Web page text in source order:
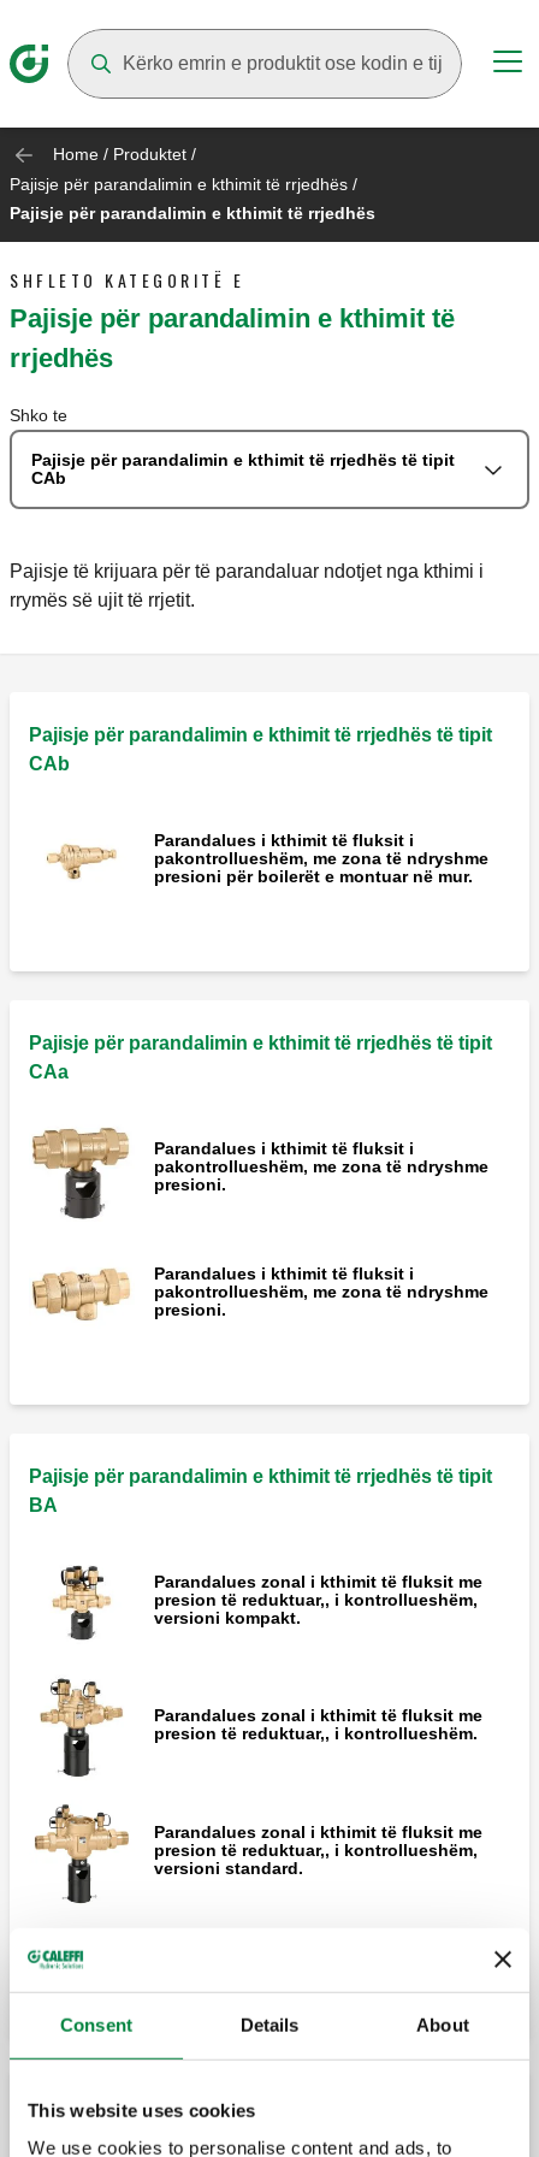
Consent Details About
This website uses cookies
We use cookies to personalise content and ads, to
Home / Produktet /
Pajisje për parandalimin e kthimit të rrjedhës /
Pajisje për parandalimin e kthimit të rrjedhës
SHFLETO KATEGORITË E
Pajisje për parandalimin e kthimit të
rrjedhës
Shko te
Pajisje për parandalimin e kthimit të rrjedhës të tipit
CAb
Pajisje të krijuara për të parandaluar ndotjet nga kthimi i
rrymës së ujit të rrjetit.
Pajisje për parandalimin e kthimit të rrjedhës të tipit
CAb
Parandalues i kthimit të fluksit i
pakontrollueshëm, me zona të ndryshme
presioni për boilerët e montuar në mur.
Pajisje për parandalimin e kthimit të rrjedhës të tipit
CAa
Parandalues i kthimit të fluksit i
pakontrollueshëm, me zona të ndryshme
presioni.
Parandalues i kthimit të fluksit i
pakontrollueshëm, me zona të ndryshme
presioni.
Pajisje për parandalimin e kthimit të rrjedhës të tipit
BA
Parandalues zonal i kthimit të fluksit me
presion të reduktuar,, i kontrollueshëm,
versioni kompakt.
Parandalues zonal i kthimit të fluksit me
presion të reduktuar,, i kontrollueshëm.
Parandalues zonal i kthimit të fluksit me
presion të reduktuar,, i kontrollueshëm,
versioni standard.
versioni standard. Trup bronzi.
presion të reduktuar,, i kontrollueshëm.
Trup bronzi. Konektorë me fllanxha PN 16.
Grup i montuar paraprakisht me pajisje për
parandalimin e kthimit të rrjedhës të tipit ba